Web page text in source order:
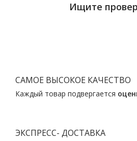
Ищите
САМОЕ ВЫСОКОЕ КАЧЕСТВО
Каждый товар подвергается
ЭКСПРЕСС- ДОСТАВКА